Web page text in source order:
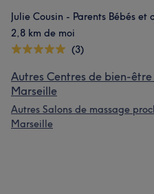
Julie Cousin - Parents Bébés et
2,8 km de moi
(3)
Autres Centres de bien-
Marseille
Autres Salons de massage
Marseille